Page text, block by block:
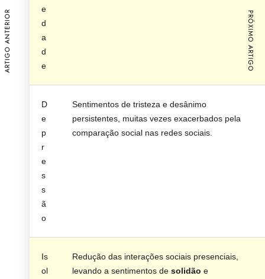
e
d
a
d
e
D
e
p
r
e
s
s
ã
o
Sentimentos de tristeza e desânimo
persistentes, muitas vezes exacerbados pela
comparação social nas redes sociais.
Is
ol
Redução das interações sociais presenciais,
levando a sentimentos de solidão e
ARTIGO ANTERIOR PRÓXIMO ARTIGO